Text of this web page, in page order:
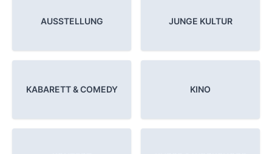
AUSSTELLUNG JUNGE KULTUR
KABARETT & COMEDY KINO